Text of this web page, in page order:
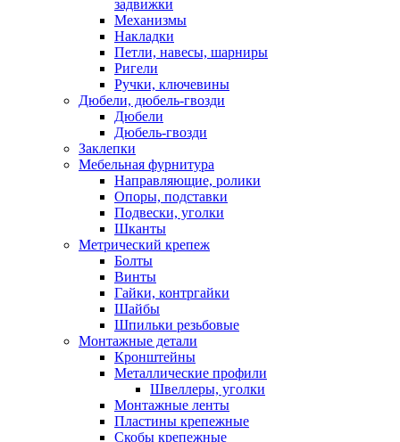
задвижки
Механизмы
Накладки
Петли, навесы, шарниры
Ригели
Ручки, ключевины
Дюбели, дюбель-гвозди
Дюбели
Дюбель-гвозди
Заклепки
Мебельная фурнитура
Направляющие, ролики
Опоры, подставки
Подвески, уголки
Шканты
Метрический крепеж
Болты
Винты
Гайки, контргайки
Шайбы
Шпильки резьбовые
Монтажные детали
Кронштейны
Металлические профили
Швеллеры, уголки
Монтажные ленты
Пластины крепежные
Скобы крепежные